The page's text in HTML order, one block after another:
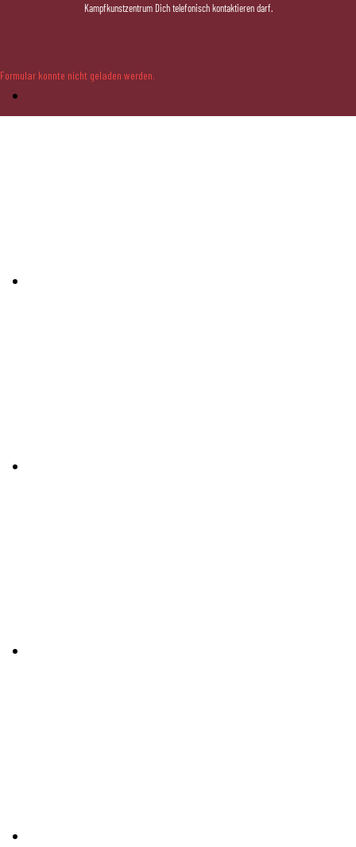
Kampfkunstzentrum Dich telefonisch kontaktieren darf.
Formular konnte nicht geladen werden.